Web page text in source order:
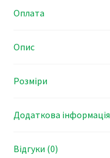
Оплата
Опис
Розміри
Додаткова інформація
Відгуки (0)